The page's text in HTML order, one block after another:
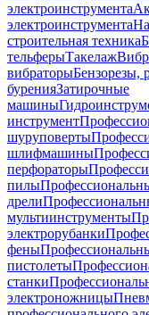
электроинструмента
электроинструмента
строительная техника
тельферыТакелаж
вибраторыБензорезы,
буренияЗатирочные
машины
инструмент
шуруповерты
шлифмашины
перфораторы
пилы
дрели
мультиинструменты
электрорубанки
фены
пистолеты
станки
электроножницы